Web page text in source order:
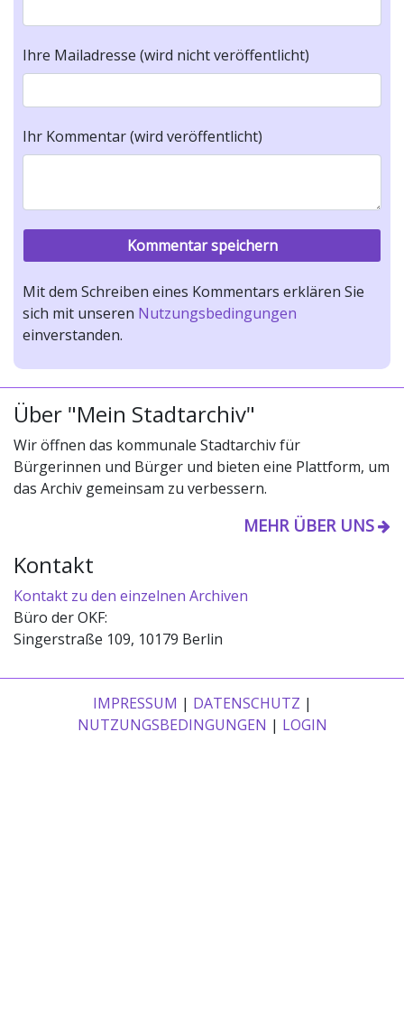
Ihre Mailadresse (wird nicht veröffentlicht)
Ihr Kommentar (wird veröffentlicht)
Mit dem Schreiben eines Kommentars erklären Sie
sich mit unseren Nutzungsbedingungen
einverstanden.
Über "Mein Stadtarchiv"
Wir öffnen das kommunale Stadtarchiv für
Bürgerinnen und Bürger und bieten eine Plattform, um
das Archiv gemeinsam zu verbessern.
MEHR ÜBER UNS
Kontakt
Kontakt zu den einzelnen Archiven
Büro der OKF:
Singerstraße 109, 10179 Berlin
IMPRESSUM | DATENSCHUTZ |
NUTZUNGSBEDINGUNGEN | LOGIN